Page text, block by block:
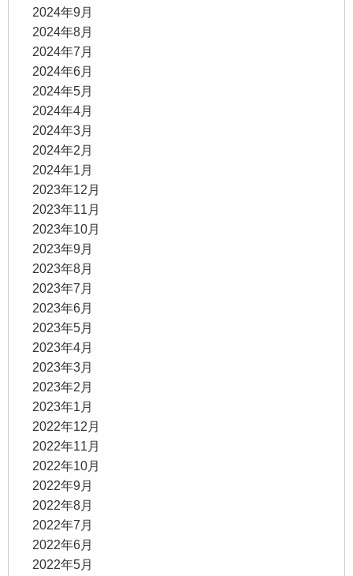
2024年9月
2024年8月
2024年7月
2024年6月
2024年5月
2024年4月
2024年3月
2024年2月
2024年1月
2023年12月
2023年11月
2023年10月
2023年9月
2023年8月
2023年7月
2023年6月
2023年5月
2023年4月
2023年3月
2023年2月
2023年1月
2022年12月
2022年11月
2022年10月
2022年9月
2022年8月
2022年7月
2022年6月
2022年5月